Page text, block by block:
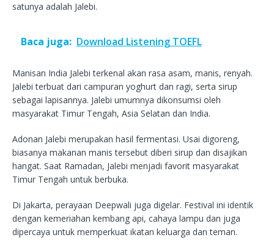
satunya adalah Jalebi.
Baca juga: Download Listening TOEFL
Manisan India Jalebi terkenal akan rasa asam, manis, renyah.
Jalebi terbuat dari campuran yoghurt dan ragi, serta sirup
sebagai lapisannya. Jalebi umumnya dikonsumsi oleh
masyarakat Timur Tengah, Asia Selatan dan India.
Adonan Jalebi merupakan hasil fermentasi. Usai digoreng,
biasanya makanan manis tersebut diberi sirup dan disajikan
hangat. Saat Ramadan, Jalebi menjadi favorit masyarakat
Timur Tengah untuk berbuka.
Di Jakarta, perayaan Deepwali juga digelar. Festival ini identik
dengan kemeriahan kembang api, cahaya lampu dan juga
dipercaya untuk memperkuat ikatan keluarga dan teman.